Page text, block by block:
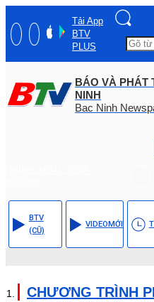
Tải App
BTV
PLUS
BÁO VÀ PHÁT
NINH
Bac Ninh
BTV
(CŨ)
VIDEOMỚI
CHƯƠNG TRÌNH